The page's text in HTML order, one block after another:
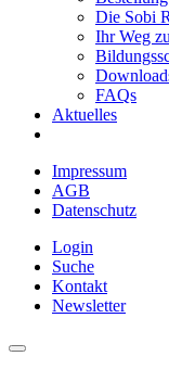
Die Sobi
Ihr Weg
FAQs
Aktuelles
Impressum
AGB
Datenschutz
Login
Suche
Kontakt
Newsletter